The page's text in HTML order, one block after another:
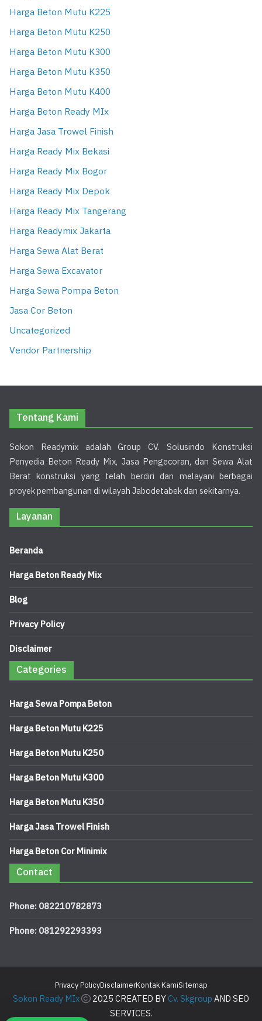
Harga Beton Mutu K225
Harga Beton Mutu K250
Harga Beton Mutu K300
Harga Beton Mutu K350
Harga Beton Mutu K400
Harga Beton Ready MIx
Harga Jasa Trowel Finish
Harga Ready Mix Bekasi
Harga Ready Mix Bogor
Harga Ready Mix Depok
Harga Ready Mix Tangerang
Harga Readymix Jakarta
Harga Sewa Alat Berat
Harga Sewa Excavator
Harga Sewa Pompa Beton
Jasa Cor Beton
Uncategorized
Vendor Partnership
Tentang Kami
Sokon Readymix adalah Group CV. Solusindo Konstruksi
Penyedia Beton Ready Mix, Jasa Pengecoran, dan Sewa Alat
Berat konstruksi yang telah berdiri dan melayani berbagai
proyek pembangunan di wilayah Jabodetabek dan sekitarnya.
Layanan
Beranda
Harga Beton Ready Mix
Blog
Privacy Policy
Disclaimer
Categories
Harga Sewa Pompa Beton
Harga Beton Mutu K225
Harga Beton Mutu K250
Harga Beton Mutu K300
Harga Beton Mutu K350
Harga Jasa Trowel Finish
Harga Beton Cor Minimix
Contact
Phone: 082210782873
Phone: 081292293393
Privacy PolicyDisclaimerKontak KamiSitemap
Sokon Ready MIx 2025 CREATED BYCv. SkgroupAND SEO
SERVICES.